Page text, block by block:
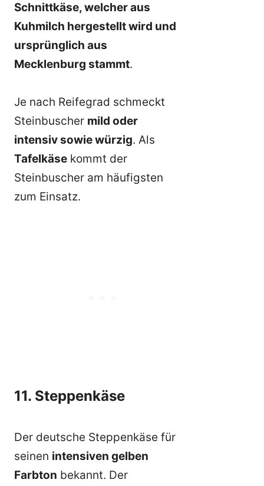
Schnittkäse, welcher aus
Kuhmilch hergestellt wird und
ursprünglich aus
Mecklenburg stammt.
Je nach Reifegrad schmeckt
Steinbuscher mild oder
intensiv sowie würzig. Als
Tafelkäse kommt der
Steinbuscher am häufigsten
zum Einsatz.
11. Steppenkäse
Der deutsche Steppenkäse für
seinen intensiven gelben
Farbton bekannt. Der